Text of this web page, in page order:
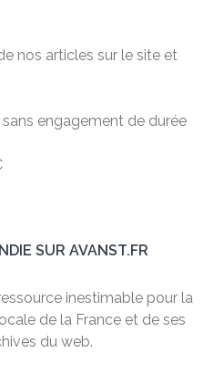
nos articles sur le site et
engagement de durée
SUR AVANST.FR
inestimable pour la
de la France et de ses
du web.